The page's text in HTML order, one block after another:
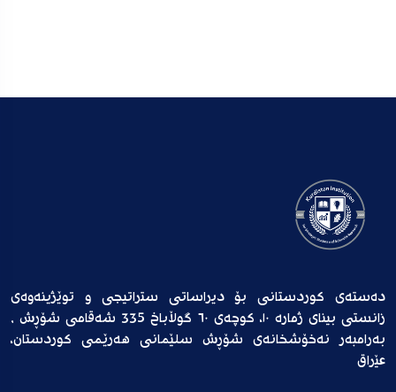
دەستەی کوردستانی بۆ دیراساتی ستراتیجی و توێژینەوەی
زانستی بینای ژمارە ١٠، کوچەی ٦٠ گوڵاباخ 335 شەقامی شۆڕش ,
بەرامبەر نەخۆشخانەی شۆڕش سلێمانی هەرێمی کوردستان،
عێراق